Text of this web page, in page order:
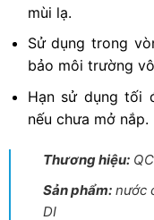
mùi lạ.
Sử dụng trong
bảo môi trường
Hạn sử dụng tối
nếu chưa mở nắp.
Thương hiệu:
Sản phẩm:nước
DI